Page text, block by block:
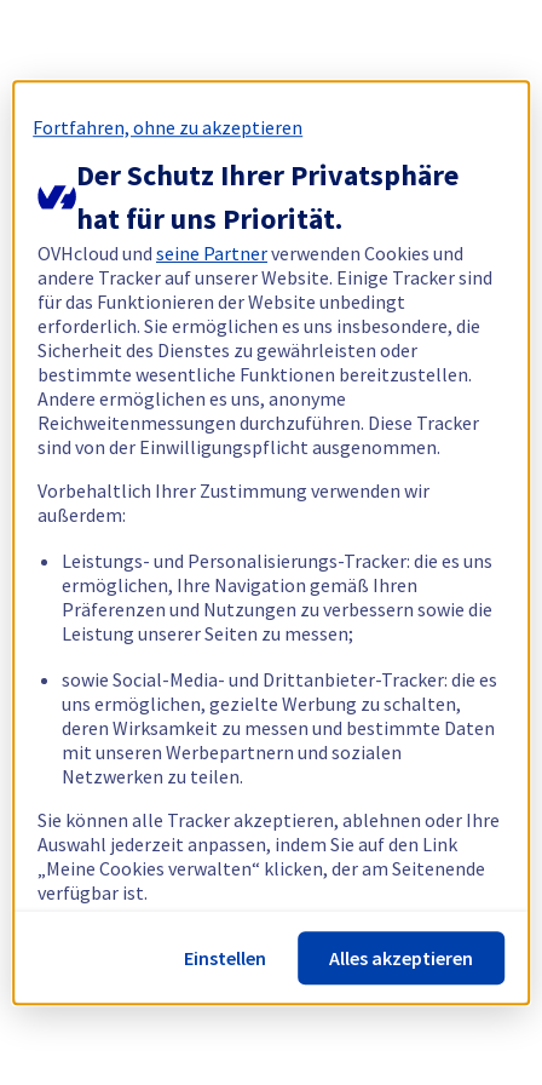
Fortfahren, ohne zu akzeptieren
Der Schutz Ihrer Privatsphäre
hat für uns Priorität.
OVHcloud undseine Partnerverwenden Cookies und
andere Tracker auf unserer Website. Einige Tracker sind
für das Funktionieren der Website unbedingt
erforderlich. Sie ermöglichen es uns insbesondere, die
Sicherheit des Dienstes zu gewährleisten oder
bestimmte wesentliche Funktionen bereitzustellen.
Andere ermöglichen es uns, anonyme
Reichweitenmessungen durchzuführen. Diese Tracker
sind von der Einwilligungspflicht ausgenommen.
Vorbehaltlich Ihrer Zustimmung verwenden wir
außerdem:
Leistungs- und Personalisierungs-Tracker: die es uns
ermöglichen, Ihre Navigation gemäß Ihren
Präferenzen und Nutzungen zu verbessern sowie die
Leistung unserer Seiten zu messen;
sowie Social-Media- und Drittanbieter-Tracker: die es
uns ermöglichen, gezielte Werbung zu schalten,
deren Wirksamkeit zu messen und bestimmte Daten
mit unseren Werbepartnern und sozialen
Netzwerken zu teilen.
Sie können alle Tracker akzeptieren, ablehnen oder Ihre
Auswahl jederzeit anpassen, indem Sie auf den Link
„Meine Cookies verwalten“ klicken, der am Seitenende
verfügbar ist.
Weitere Informationen finden Sie in unsererRichtlinie
zur Verwendung von Cookies.
Einstellen Alles akzeptieren